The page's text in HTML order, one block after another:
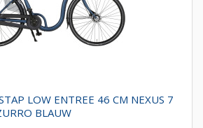
LOW ENTREE 46 CM NEXUS 7
BLAUW